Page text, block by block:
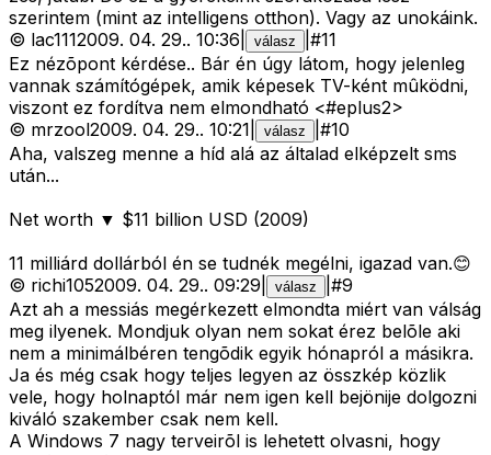
szerintem (mint az intelligens otthon). Vagy az unokáink.
© lac1112009. 04. 29.. 10:36 válasz #11
Ez nézõpont kérdése.. Bár én úgy látom, hogy jelenleg
vannak számítógépek, amik képesek TV-ként mûködni,
viszont ez fordítva nem elmondható <#eplus2>
© mrzool2009. 04. 29.. 10:21 válasz #10
Aha, valszeg menne a híd alá az általad elképzelt sms
után...
Net worth ▼ $11 billion USD (2009)
11 milliárd dollárból én se tudnék megélni, igazad van.😊
© richi1052009. 04. 29.. 09:29 válasz #9
Azt ah a messiás megérkezett elmondta miért van válság
meg ilyenek. Mondjuk olyan nem sokat érez belõle aki
nem a minimálbéren tengõdik egyik hónapról a másikra.
Ja és még csak hogy teljes legyen az összkép közlik
vele, hogy holnaptól már nem igen kell bejönije dolgozni
kiváló szakember csak nem kell.
A Windows 7 nagy terveirõl is lehetett olvasni, hogy